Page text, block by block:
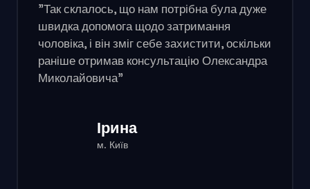
"Так склалось, що нам потрібна була дуже
швидка допомога щодо затримання
чоловіка, і він зміг себе захистити, оскільки
раніше отримав консультацію Олександра
Миколайовича"
Ірина
м. Київ